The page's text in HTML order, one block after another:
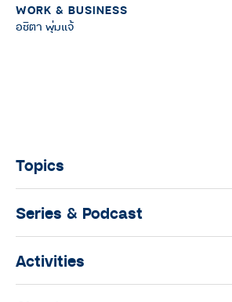
WORK & BUSINESS
อชิตา พุ่มแจ้
Topics
Series & Podcast
Activities